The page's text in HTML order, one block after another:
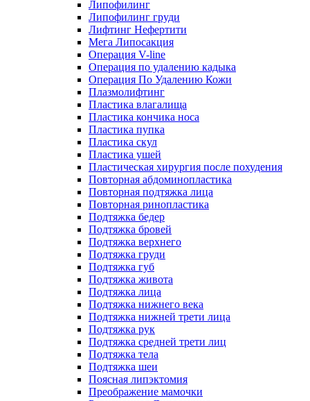
Липофилинг
Липофилинг груди
Лифтинг Нефертити
Мега Липосакция
Операция V-line
Операция по удалению кадыка
Операция По Удалению Кожи
Плазмолифтинг
Пластика влагалища
Пластика кончика носа
Пластика пупка
Пластика скул
Пластика ушей
Пластическая хирургия после похудения
Повторная абдоминопластика
Повторная подтяжка лица
Повторная ринопластика
Подтяжка бедер
Подтяжка бровей
Подтяжка верхнего
Подтяжка груди
Подтяжка губ
Подтяжка живота
Подтяжка лица
Подтяжка нижнего века
Подтяжка нижней трети лица
Подтяжка рук
Подтяжка средней трети лиц
Подтяжка тела
Подтяжка шеи
Поясная липэктомия
Преображение мамочки